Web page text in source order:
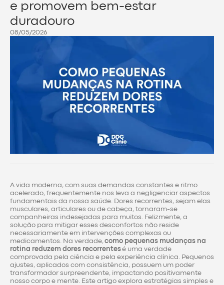
e promovem bem-estar
duradouro
08/05/2026
A vida moderna, com suas demandas constantes e ritmo
acelerado, frequentemente nos leva a negligenciar aspectos
fundamentais da nossa saúde. Dores recorrentes, sejam elas
musculares, articulares ou de cabeça, tornaram-se
companheiras indesejadas para muitos. Felizmente, a
solução para mitigar esses desconfortos não reside
necessariamente em intervenções complexas ou
medicamentos. Na verdade,como pequenas mudanças na
rotina reduzem dores recorrentesé uma verdade
comprovada pela ciência e pela experiência clínica. Pequenos
ajustes, aplicados com consistência, possuem um poder
transformador surpreendente, impactando positivamente
nosso corpo e mente. Este artigo explora estratégias simples e